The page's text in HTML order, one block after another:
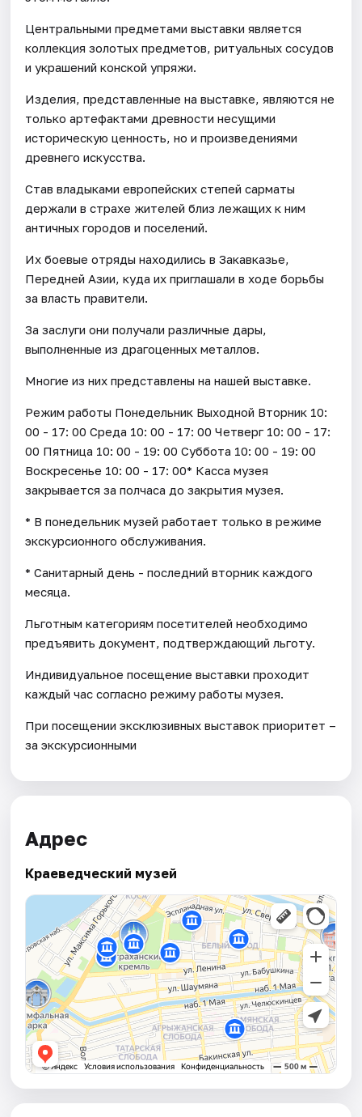
Центральными предметами выставки является
коллекция золотых предметов, ритуальных сосудов
и украшений конской упряжи.
Изделия, представленные на выставке, являются не
только артефактами древности несущими
историческую ценность, но и произведениями
древнего искусства.
Став владыками европейских степей сарматы
держали в страхе жителей близ лежащих к ним
античных городов и поселений.
Их боевые отряды находились в Закавказье,
Передней Азии, куда их приглашали в ходе борьбы
за власть правители.
За заслуги они получали различные дары,
выполненные из драгоценных металлов.
Многие из них представлены на нашей выставке.
Режим работы Понедельник Выходной Вторник 10:
00 - 17: 00 Среда 10: 00 - 17: 00 Четверг 10: 00 - 17:
00 Пятница 10: 00 - 19: 00 Суббота 10: 00 - 19: 00
Воскресенье 10: 00 - 17: 00* Касса музея
закрывается за полчаса до закрытия музея.
* В понедельник музей работает только в режиме
экскурсионного обслуживания.
* Санитарный день - последний вторник каждого
месяца.
Льготным категориям посетителей необходимо
предъявить документ, подтверждающий льготу.
Индивидуальное посещение выставки проходит
каждый час согласно режиму работы музея.
При посещении эксклюзивных выставок приоритет –
за экскурсионными
Адрес
Краеведческий музей